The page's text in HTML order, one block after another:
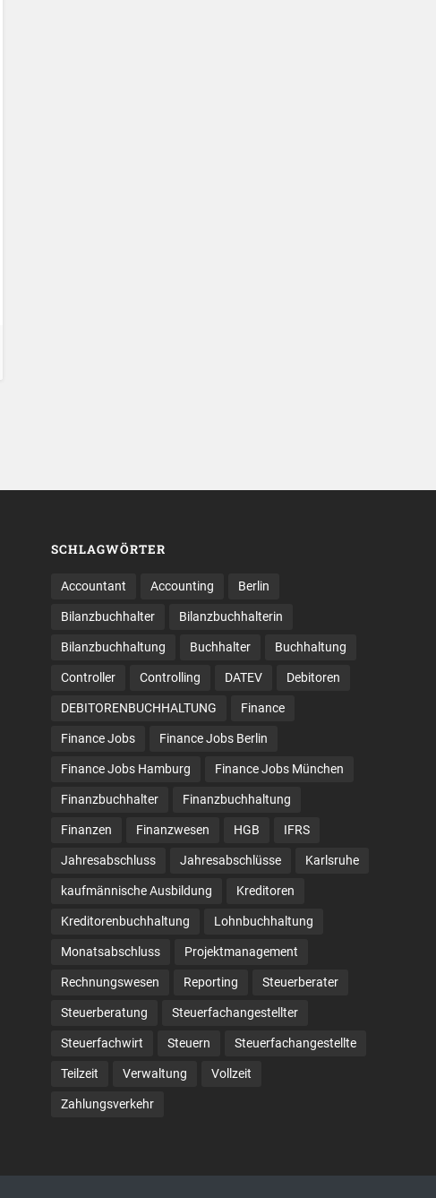
SCHLAGWÖRTER
Accountant Accounting Berlin
Bilanzbuchhalter Bilanzbuchhalterin
Bilanzbuchhaltung Buchhalter Buchhaltung
Controller Controlling DATEV Debitoren
DEBITORENBUCHHALTUNG Finance
Finance Jobs Finance Jobs Berlin
Finance Jobs Hamburg Finance Jobs München
Finanzbuchhalter Finanzbuchhaltung
Finanzen Finanzwesen HGB IFRS
Jahresabschluss Jahresabschlüsse Karlsruhe
kaufmännische Ausbildung Kreditoren
Kreditorenbuchhaltung Lohnbuchhaltung
Monatsabschluss Projektmanagement
Rechnungswesen Reporting Steuerberater
Steuerberatung Steuerfachangestellter
Steuerfachwirt Steuern Steuer­fach­ange­stellte
Teilzeit Verwaltung Vollzeit
Zahlungsverkehr